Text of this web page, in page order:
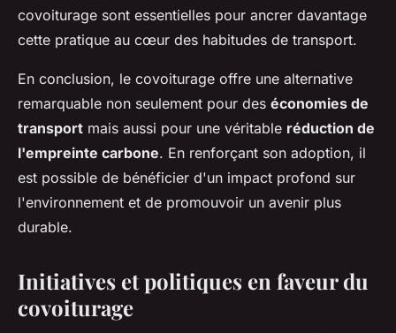
covoiturage sont essentielles pour ancrer davantage
cette pratique au cœur des habitudes de transport.
En conclusion, le covoiturage offre une alternative
remarquable non seulement pour des économies de
transport mais aussi pour une véritable réduction de
l'empreinte carbone. En renforçant son adoption, il
est possible de bénéficier d'un impact profond sur
l'environnement et de promouvoir un avenir plus
durable.
Initiatives et politiques en faveur du
covoiturage